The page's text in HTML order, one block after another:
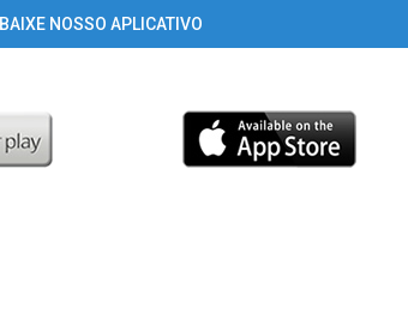
BAIXE NOSSO APLICATIVO